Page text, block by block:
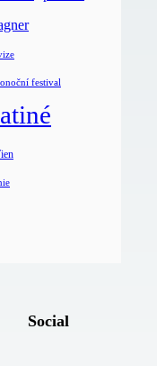
festival
Social